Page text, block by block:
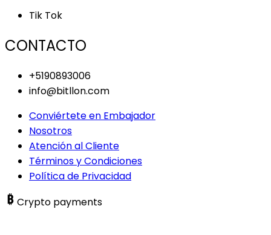
Tik Tok
CONTACTO
+5190893006
info@bitllon.com
Conviértete en Embajador
Nosotros
Atención al Cliente
Términos y Condiciones
Política de Privacidad
Crypto payments